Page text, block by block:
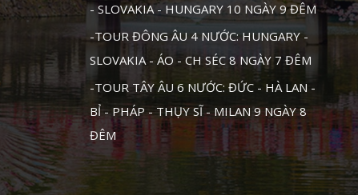
- SLOVAKIA - HUNGARY 10 NGÀY 9 ĐÊM
-TOUR ĐÔNG ÂU 4 NƯỚC: HUNGARY -
SLOVAKIA - ÁO - CH SÉC 8 NGÀY 7 ĐÊM
-TOUR TÂY ÂU 6 NƯỚC: ĐỨC - HÀ LAN -
BỈ - PHÁP - THỤY SĨ - MILAN 9 NGÀY 8
ĐÊM